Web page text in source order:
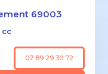
69003
cc
07 89 29 30 72